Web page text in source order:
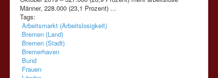
Männer, 228.000 (23,1 Prozent) ...
Tags:
Arbeitsmarkt (Arbeitslosigkeit)
Bremen (Land)
Bremen (Stadt)
Bremerhaven
Bund
Frauen